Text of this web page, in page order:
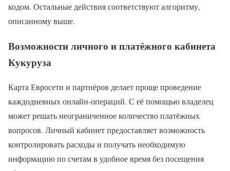
кодом. Остальные действия соответствуют алгоритму,
описанному выше.
Возможности личного и платёжного кабинета
Кукуруза
Карта Евросети и партнёров делает проще проведение
каждодневных онлайн-операций. С её помощью владелец
может решать неограниченное количество платёжных
вопросов. Личный кабинет предоставляет возможность
контролировать расходы и получать необходимую
информацию по счетам в удобное время без посещения